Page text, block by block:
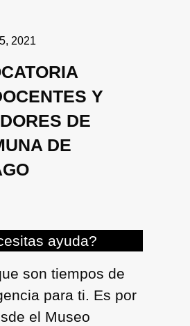
2021
Y
DE
DE
ayuda?
son tiempos de
para ti. Es por
el Museo